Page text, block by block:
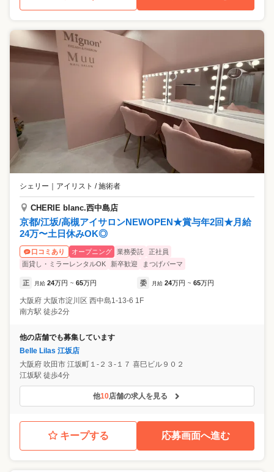
シェリー アイリスト / 施術者
CHERIE blanc.西中島店
京都/江坂/高槻アイサロンNEWOPEN★賞与年2回★月給
24万〜土日休みOK◎
口コミあり オープニング 業務委託
正社員
面貸し・ミラーレンタルOK
新卒歓迎 まつげパーマ
正 月給 24万円 ~ 65万円 委 月給 24万円 ~ 65万円
大阪府 大阪市淀川区 西中島1-13-6 1F
南方駅 徒歩2分
他の店舗でも募集しています
Belle Lilas 江坂店
大阪府 吹田市 江坂町１-２３-１７ 喜巳ビル９０２
江坂駅 徒歩4分
他10店舗の求人を見る
キープする 応募画面へ進む